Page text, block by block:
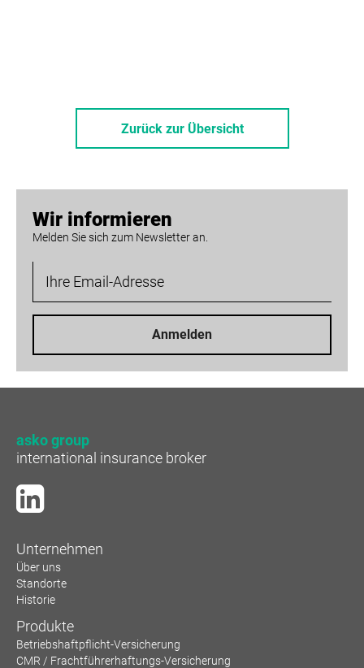
Zurück zur Übersicht
Wir informieren
Melden Sie sich zum Newsletter an.
Anmelden
asko group
international insurance broker
Unternehmen
Über uns
Standorte
Historie
Produkte
Betriebshaftpflicht-Versicherung
CMR / Frachtführerhaftungs-Versicherung